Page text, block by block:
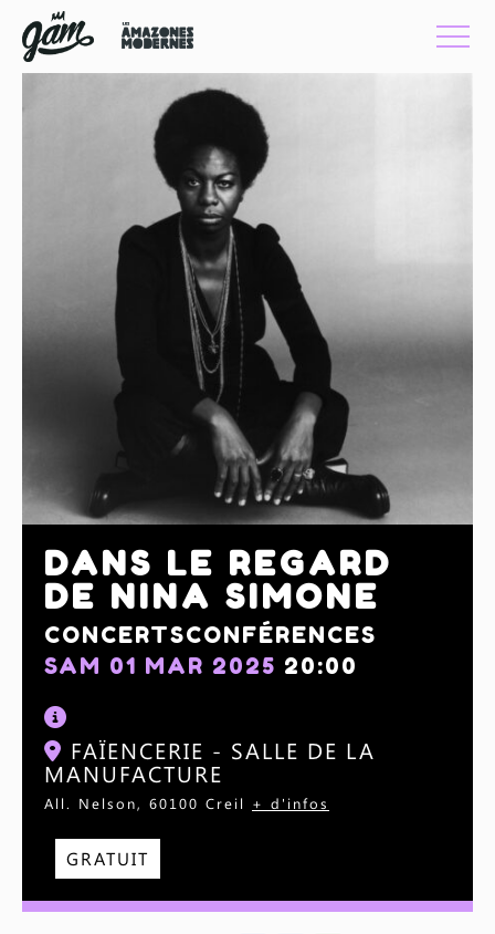
DANS LE REGARD
DE NINA SIMONE
CONCERTSCONFÉRENCES
SAM 01 MAR 2025 20:00
FAÏENCERIE - SALLE DE LA
MANUFACTURE
All. Nelson, 60100 Creil + d'infos
GRATUIT